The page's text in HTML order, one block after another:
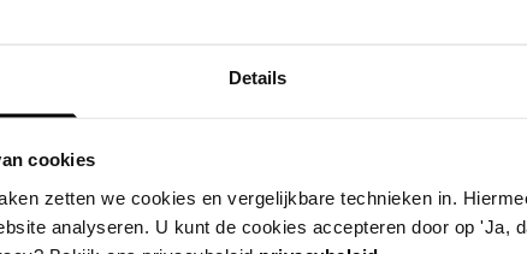
Details
cookies
zetten we cookies en vergelijkbare technieken in.
analyseren. U kunt de cookies accepteren door op 'Ja,